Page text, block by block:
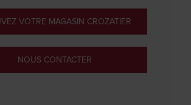
VOTRE MAGASIN CROZATIER
NOUS CONTACTER